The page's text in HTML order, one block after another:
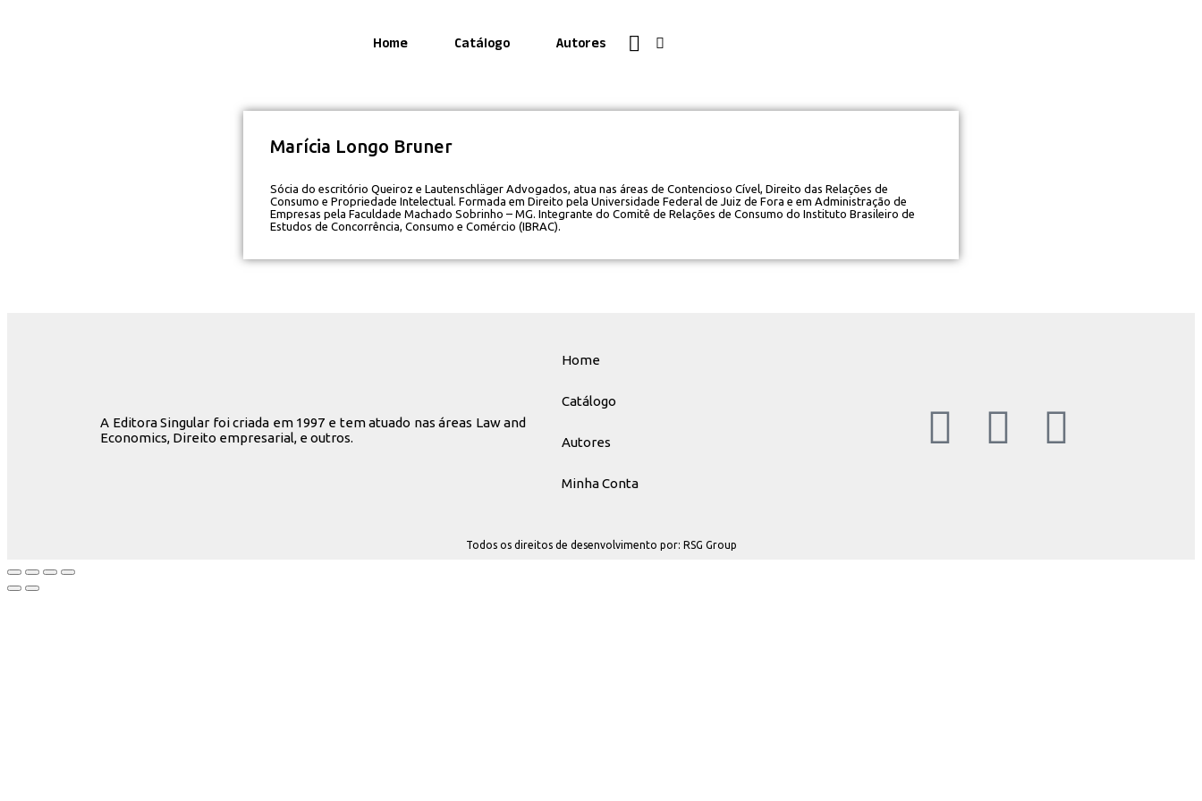
Home Catálogo Autores
Marícia Longo Bruner
Sócia do escritório Queiroz e Lautenschläger Advogados, atua nas áreas de Contencioso Cível, Direito das Relações de
Consumo e Propriedade Intelectual. Formada em Direito pela Universidade Federal de Juiz de Fora e em Administração de
Empresas pela Faculdade Machado Sobrinho – MG. Integrante do Comitê de Relações de Consumo do Instituto Brasileiro de
Estudos de Concorrência, Consumo e Comércio (IBRAC).
A Editora Singular foi criada em 1997 e tem atuado nas áreas Law and
Economics, Direito empresarial, e outros.
Home
Catálogo
Autores
Minha Conta
Todos os direitos de desenvolvimento por: RSG Group